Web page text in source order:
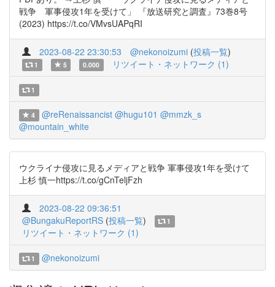
戦争 軍事侵攻1年を受けて」 『放送研究と調査』73巻8号
(2023) https://t.co/VMvsUAPqRI
2023-08-22 23:30:53 @nekonoizumi (投稿一覧)
1 5 0.000 リツイート・ネットワーク (1)
1
4 @reRenaissancist @hugu101 @mmzk_s
@mountain_white
ウクライナ侵攻に見るメディアと戦争 軍事侵攻1年を受けて
上杉 慎一https://t.co/gCnTeljFzh
2023-08-22 09:36:51
@BungakuReportRS (投稿一覧) 1
リツイート・ネットワーク (1)
1 @nekonoizumi